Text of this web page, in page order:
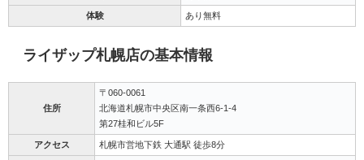
体験 あり無料
ライザップ札幌店の基本情報
住所
〒060-0061
北海道札幌市中央区南一条西6-1-4
第27桂和ビル5F
アクセス 札幌市営地下鉄 大通駅 徒歩8分